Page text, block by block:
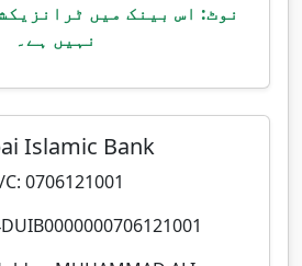
نوٹ: اس بینک میں
نہیں ہے۔
Islamic Bank
0706121001